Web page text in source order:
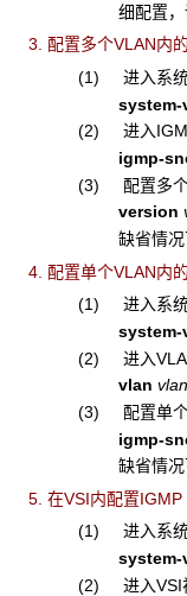
细配置，
3. 配置多个VLAN内
(1) 进入系统
system-
(2) 进入
igmp-
(3) 配置多个
version
缺省情
4. 配置单个VLAN内
(1) 进入系统
system-
(2) 进入
vlan
(3) 配置单个
igmp-
缺省情
5. 在VSI内配置
(1) 进入系统
system-
(2) 进入VSI